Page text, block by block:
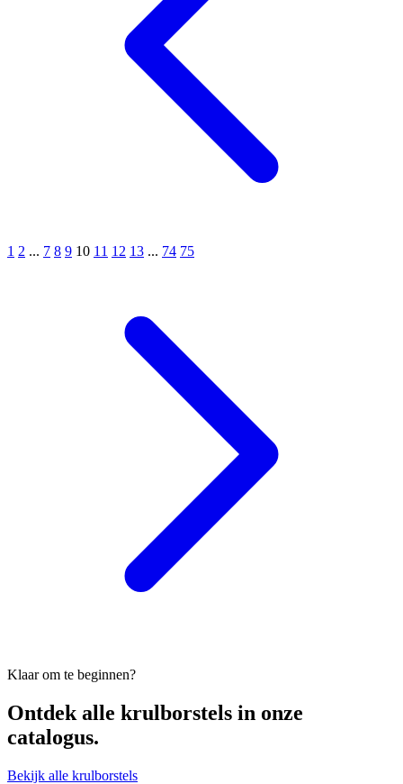
1 2 ... 7 8 9 10 11 12 13 ... 74 75
Klaar om te beginnen?
Ontdek alle krulborstels in onze
catalogus.
Bekijk alle krulborstels